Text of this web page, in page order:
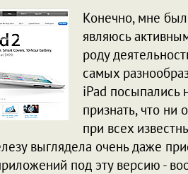
Конечно, мне был
являюсь
роду
самых
iPad посыпались
признать, что ни
при всех
выглядела очень даже
под эту версию -